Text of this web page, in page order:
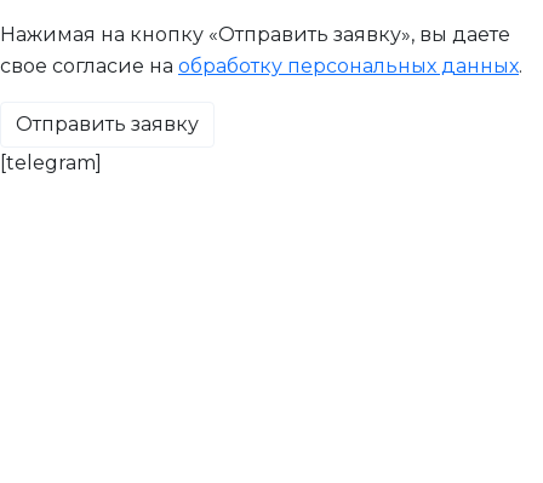
Нажимая на кнопку «Отправить заявку», вы даете
свое согласие на обработку персональных данных.
[telegram]